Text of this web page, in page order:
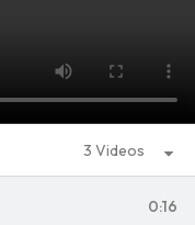
3 Videos
0:16